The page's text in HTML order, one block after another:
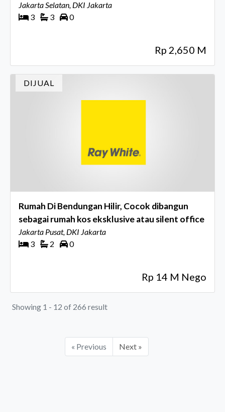
Jakarta Selatan, DKI Jakarta
3
3 0
Rp 2,650 M
DIJUAL
Rumah Di Bendungan Hilir, Cocok dibangun
sebagai rumah kos eksklusive atau silent office
Jakarta Pusat, DKI Jakarta
3
2 0
Rp 14 M Nego
Showing 1 - 12 of 266 result
« Previous Next »